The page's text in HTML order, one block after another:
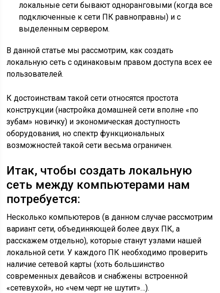
локальные сети бывают одноранговыми (когда все
подключенные к сети ПК равноправны) и с
выделенным сервером.
В данной статье мы рассмотрим, как создать
локальную сеть с одинаковым правом доступа всех ее
пользователей.
К достоинствам такой сети относятся простота
конструкции (настройка домашней сети вполне «по
зубам» новичку) и экономическая доступность
оборудования, но спектр функциональных
возможностей такой сети весьма ограничен.
Итак, чтобы создать локальную
сеть между компьютерами нам
потребуется:
Несколько компьютеров (в данном случае рассмотрим
вариант сети, объединяющей более двух ПК, а
расскажем отдельно), которые станут узлами нашей
локальной сети. У каждого ПК необходимо проверить
наличие сетевой карты (хоть большинство
современных девайсов и снабжены встроенной
«сетевухой», но «чем черт не шутит»…).